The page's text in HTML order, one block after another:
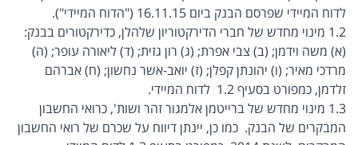
לדוח המיידי שפרסם הבנק ביום 16.11.15 ("הדוח המיידי").
1.2 מינוי מחדש של חברי הדירקטוריון שלהלן, כדירקטורים בבנק:
(א) משה וידמן; (ב) צבי אפרת; (ג) רון גזית; (ד) ליאורה עופר; (ה)
מרדכי מאיר; (ו) יהונתן קפלן; (ז) יואב-אשר נחשון; (ח) אברהם
זלדמן, כמפורט בסעיף 1.2 לדוח המיידי.
1.3 מינוי מחדש של ברייטמן אלמגור זהר ושות', כרואי החשבון
המבקרים של הבנק. כמו כן, יינתן דיווח על שכרם של רואי החשבון